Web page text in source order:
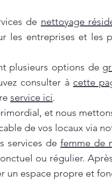
de nettoyage
les entreprises et les
plusieurs options de
consulter à cette
service ici.
et nous
de vos locaux via
services de femme de
ou régulier.
un espace propre et